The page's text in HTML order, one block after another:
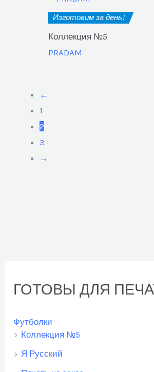
ГОТОВЫ ДЛЯ
Футболки
Коллекция №5
Я Русский
Изготовим за день!
Коллекция №5
PRADAM
←
1
2
3
→